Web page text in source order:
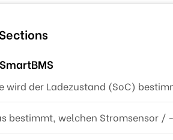
wird der Ladezustand (SoC)
bestimmt, welchen Stromsensor /